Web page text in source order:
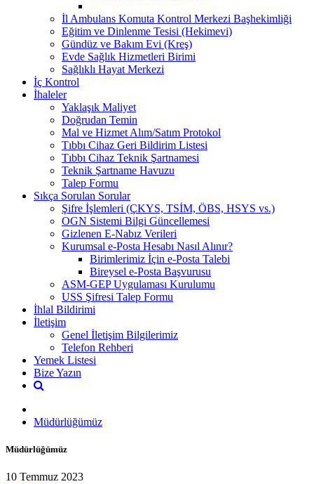
İl Ambulans Komuta Kontrol Merkezi Başhekimliği
Eğitim ve Dinlenme Tesisi (Hekimevi)
Gündüz ve Bakım Evi (Kreş)
Evde Sağlık Hizmetleri Birimi
Sağlıklı Hayat Merkezi
İç Kontrol
İhaleler
Yaklaşık Maliyet
Doğrudan Temin
Mal ve Hizmet Alım/Satım Protokol
Tıbbı Cihaz Geri Bildirim Listesi
Tıbbı Cihaz Teknik Şartnamesi
Teknik Şartname Havuzu
Talep Formu
Sıkça Sorulan Sorular
Şifre İşlemleri (ÇKYS, TSİM, ÖBS, HSYS vs.)
OGN Sistemi Bilgi Güncellemesi
Gizlenen E-Nabız Verileri
Kurumsal e-Posta Hesabı Nasıl Alınır?
Birimlerimiz İçin e-Posta Talebi
Bireysel e-Posta Başvurusu
ASM-GEP Uygulaması Kurulumu
USS Şifresi Talep Formu
İhlal Bildirimi
İletişim
Genel İletişim Bilgilerimiz
Telefon Rehberi
Yemek Listesi
Bize Yazın
Müdürlüğümüz
Müdürlüğümüz
10 Temmuz 2023